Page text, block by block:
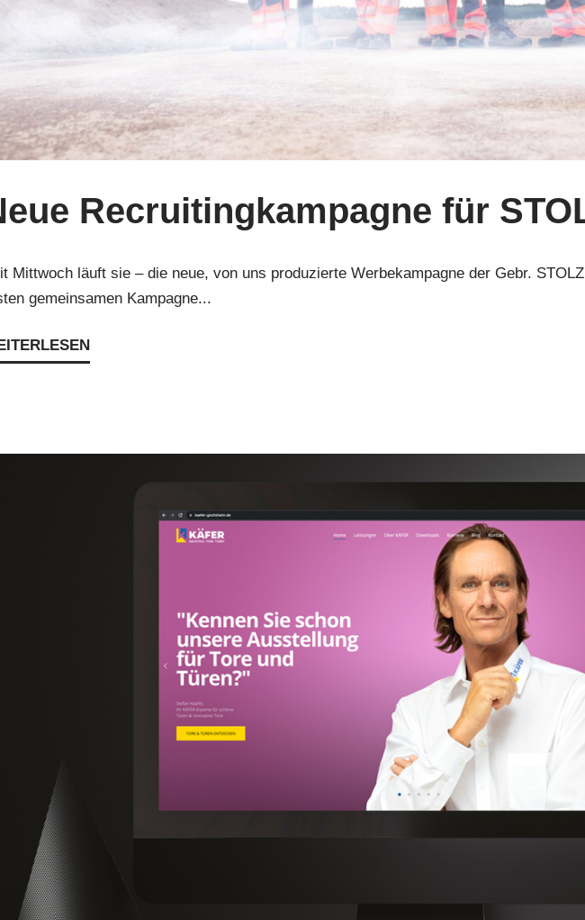
Recruitingkampagne für
Mittwoch läuft sie – die neue, von uns produzierte Werbekampagne der Gebr.
gemeinsamen Kampagne...